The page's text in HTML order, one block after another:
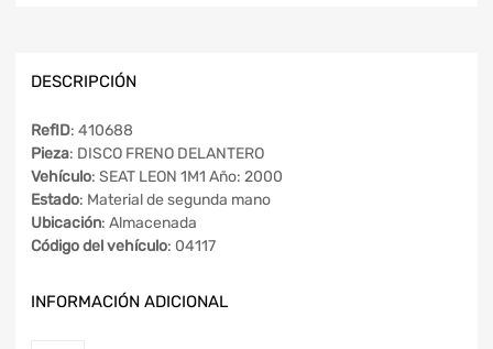
DESCRIPCIÓN
RefID: 410688
Pieza: DISCO FRENO DELANTERO
Vehículo: SEAT LEON 1M1 Año: 2000
Estado: Material de segunda mano
Ubicación: Almacenada
Código del vehículo: 04117
INFORMACIÓN ADICIONAL